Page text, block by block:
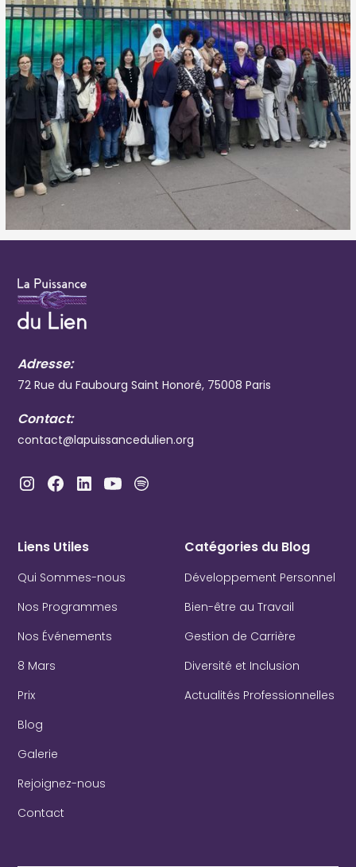
Adresse:
72 Rue du Faubourg Saint Honoré, 75008 Paris
Contact:
contact@lapuissancedulien.org
Liens Utiles
Qui Sommes-nous
Nos Programmes
Nos Événements
8 Mars
Prix
Blog
Galerie
Rejoignez-nous
Contact
Catégories du Blog
Développement Personnel
Bien-être au Travail
Gestion de Carrière
Diversité et Inclusion
Actualités Professionnelles